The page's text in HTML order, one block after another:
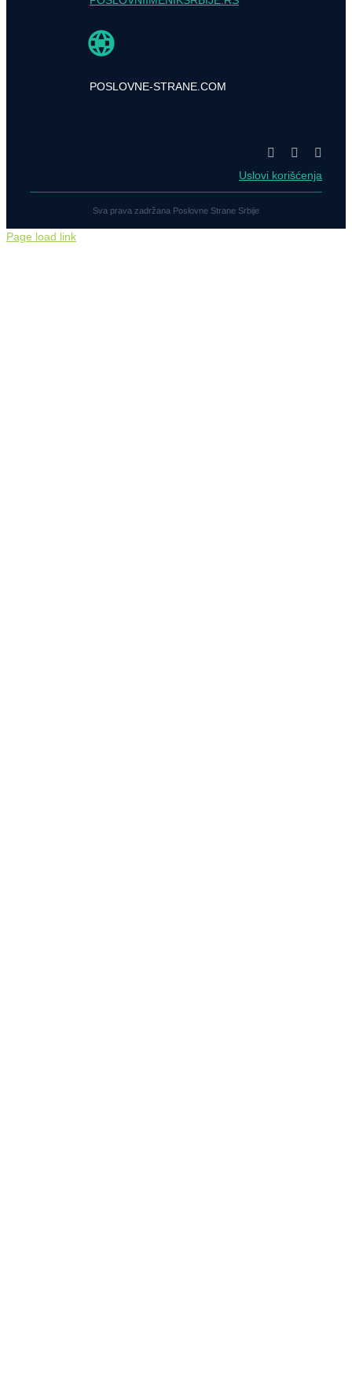
POSLOVNE-STRANE.COM
Uslovi korišćenja
Sva prava zadržana Poslovne Strane Srbije
Page load link